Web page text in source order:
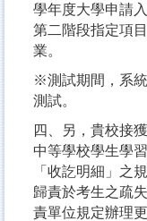
學年度大學申請
第二階段指定項
業。
※測試期間，系
測試。
四、另，貴校接
中等學校學生學
「收訖明細」之
歸責於考生之疏
責單位規定辦理